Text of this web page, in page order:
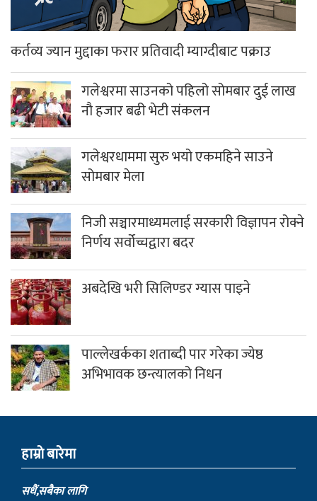
कर्तव्य ज्यान मुद्दाका फरार प्रतिवादी म्याग्दीबाट पक्राउ
गलेश्वरमा साउनको पहिलो सोमबार दुई लाख
नौ हजार बढी भेटी संकलन
गलेश्वरधाममा सुरु भयो एकमहिने साउने
सोमबार मेला
निजी सञ्चारमाध्यमलाई सरकारी विज्ञापन रोक्ने
निर्णय सर्वोच्चद्वारा बदर
अबदेखि भरी सिलिण्डर ग्यास पाइने
पाल्लेखर्कका शताब्दी पार गरेका ज्येष्ठ
अभिभावक छन्त्यालको निधन
हाम्राे बारेमा
सधैं,सबैका लागि